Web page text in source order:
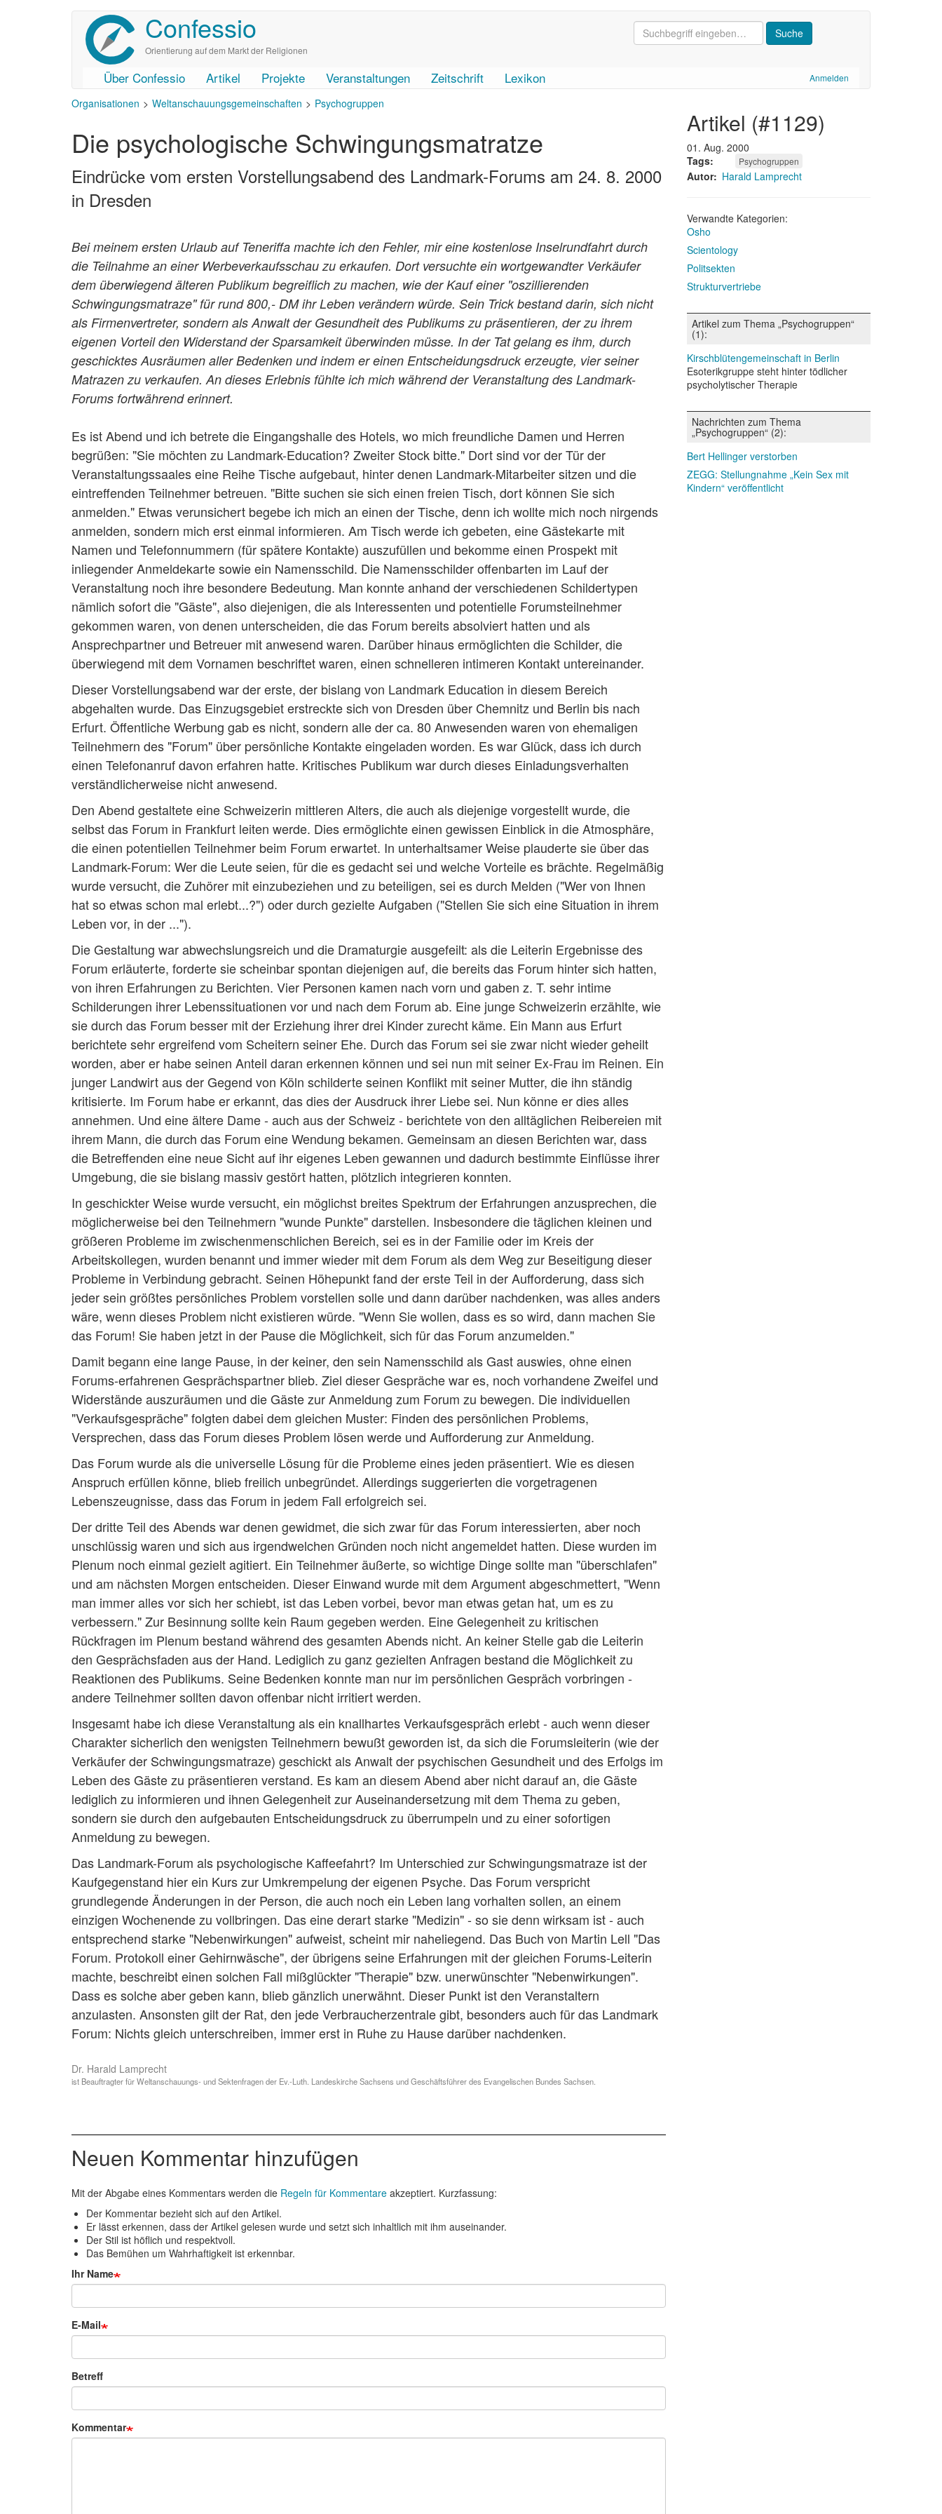
Confessio
Orientierung auf dem Markt der Religionen
User
account
menu
Anmelden
Main
navigation
Über Confessio Artikel Projekte Veranstaltungen Zeitschrift Lexikon
Organisationen Weltanschauungsgemeinschaften Psychogruppen
Die psychologische Schwingungsmatratze
Eindrücke vom ersten Vorstellungsabend des Landmark-Forums am 24. 8. 2000
in Dresden
Bei meinem ersten Urlaub auf Teneriffa machte ich den Fehler, mir eine kostenlose Inselrundfahrt durch
die Teilnahme an einer Werbeverkaufsschau zu erkaufen. Dort versuchte ein wortgewandter Verkäufer
dem überwiegend älteren Publikum begreiflich zu machen, wie der Kauf einer "oszillierenden
Schwingungsmatraze" für rund 800,- DM ihr Leben verändern würde. Sein Trick bestand darin, sich nicht
als Firmenvertreter, sondern als Anwalt der Gesundheit des Publikums zu präsentieren, der zu ihrem
eigenen Vorteil den Widerstand der Sparsamkeit überwinden müsse. In der Tat gelang es ihm, durch
geschicktes Ausräumen aller Bedenken und indem er einen Entscheidungsdruck erzeugte, vier seiner
Matrazen zu verkaufen. An dieses Erlebnis fühlte ich mich während der Veranstaltung des Landmark-
Forums fortwährend erinnert.
Es ist Abend und ich betrete die Eingangshalle des Hotels, wo mich freundliche Damen und Herren
begrüßen: "Sie möchten zu Landmark-Education? Zweiter Stock bitte." Dort sind vor der Tür der
Veranstaltungssaales eine Reihe Tische aufgebaut, hinter denen Landmark-Mitarbeiter sitzen und die
eintreffenden Teilnehmer betreuen. "Bitte suchen sie sich einen freien Tisch, dort können Sie sich
anmelden." Etwas verunsichert begebe ich mich an einen der Tische, denn ich wollte mich noch nirgends
anmelden, sondern mich erst einmal informieren. Am Tisch werde ich gebeten, eine Gästekarte mit
Namen und Telefonnummern (für spätere Kontakte) auszufüllen und bekomme einen Prospekt mit
inliegender Anmeldekarte sowie ein Namensschild. Die Namensschilder offenbarten im Lauf der
Veranstaltung noch ihre besondere Bedeutung. Man konnte anhand der verschiedenen Schildertypen
nämlich sofort die "Gäste", also diejenigen, die als Interessenten und potentielle Forumsteilnehmer
gekommen waren, von denen unterscheiden, die das Forum bereits absolviert hatten und als
Ansprechpartner und Betreuer mit anwesend waren. Darüber hinaus ermöglichten die Schilder, die
überwiegend mit dem Vornamen beschriftet waren, einen schnelleren intimeren Kontakt untereinander.
Dieser Vorstellungsabend war der erste, der bislang von Landmark Education in diesem Bereich
abgehalten wurde. Das Einzugsgebiet erstreckte sich von Dresden über Chemnitz und Berlin bis nach
Erfurt. Öffentliche Werbung gab es nicht, sondern alle der ca. 80 Anwesenden waren von ehemaligen
Teilnehmern des "Forum" über persönliche Kontakte eingeladen worden. Es war Glück, dass ich durch
einen Telefonanruf davon erfahren hatte. Kritisches Publikum war durch dieses Einladungsverhalten
verständlicherweise nicht anwesend.
Den Abend gestaltete eine Schweizerin mittleren Alters, die auch als diejenige vorgestellt wurde, die
selbst das Forum in Frankfurt leiten werde. Dies ermöglichte einen gewissen Einblick in die Atmosphäre,
die einen potentiellen Teilnehmer beim Forum erwartet. In unterhaltsamer Weise plauderte sie über das
Landmark-Forum: Wer die Leute seien, für die es gedacht sei und welche Vorteile es brächte. Regelmäßig
wurde versucht, die Zuhörer mit einzubeziehen und zu beteiligen, sei es durch Melden ("Wer von Ihnen
hat so etwas schon mal erlebt...?") oder durch gezielte Aufgaben ("Stellen Sie sich eine Situation in ihrem
Leben vor, in der ...").
Die Gestaltung war abwechslungsreich und die Dramaturgie ausgefeilt: als die Leiterin Ergebnisse des
Forum erläuterte, forderte sie scheinbar spontan diejenigen auf, die bereits das Forum hinter sich hatten,
von ihren Erfahrungen zu Berichten. Vier Personen kamen nach vorn und gaben z. T. sehr intime
Schilderungen ihrer Lebenssituationen vor und nach dem Forum ab. Eine junge Schweizerin erzählte, wie
sie durch das Forum besser mit der Erziehung ihrer drei Kinder zurecht käme. Ein Mann aus Erfurt
berichtete sehr ergreifend vom Scheitern seiner Ehe. Durch das Forum sei sie zwar nicht wieder geheilt
worden, aber er habe seinen Anteil daran erkennen können und sei nun mit seiner Ex-Frau im Reinen. Ein
junger Landwirt aus der Gegend von Köln schilderte seinen Konflikt mit seiner Mutter, die ihn ständig
kritisierte. Im Forum habe er erkannt, das dies der Ausdruck ihrer Liebe sei. Nun könne er dies alles
annehmen. Und eine ältere Dame - auch aus der Schweiz - berichtete von den alltäglichen Reibereien mit
ihrem Mann, die durch das Forum eine Wendung bekamen. Gemeinsam an diesen Berichten war, dass
die Betreffenden eine neue Sicht auf ihr eigenes Leben gewannen und dadurch bestimmte Einflüsse ihrer
Umgebung, die sie bislang massiv gestört hatten, plötzlich integrieren konnten.
In geschickter Weise wurde versucht, ein möglichst breites Spektrum der Erfahrungen anzusprechen, die
möglicherweise bei den Teilnehmern "wunde Punkte" darstellen. Insbesondere die täglichen kleinen und
größeren Probleme im zwischenmenschlichen Bereich, sei es in der Familie oder im Kreis der
Arbeitskollegen, wurden benannt und immer wieder mit dem Forum als dem Weg zur Beseitigung dieser
Probleme in Verbindung gebracht. Seinen Höhepunkt fand der erste Teil in der Aufforderung, dass sich
jeder sein größtes persönliches Problem vorstellen solle und dann darüber nachdenken, was alles anders
wäre, wenn dieses Problem nicht existieren würde. "Wenn Sie wollen, dass es so wird, dann machen Sie
das Forum! Sie haben jetzt in der Pause die Möglichkeit, sich für das Forum anzumelden."
Damit begann eine lange Pause, in der keiner, den sein Namensschild als Gast auswies, ohne einen
Forums-erfahrenen Gesprächspartner blieb. Ziel dieser Gespräche war es, noch vorhandene Zweifel und
Widerstände auszuräumen und die Gäste zur Anmeldung zum Forum zu bewegen. Die individuellen
"Verkaufsgespräche" folgten dabei dem gleichen Muster: Finden des persönlichen Problems,
Versprechen, dass das Forum dieses Problem lösen werde und Aufforderung zur Anmeldung.
Das Forum wurde als die universelle Lösung für die Probleme eines jeden präsentiert. Wie es diesen
Anspruch erfüllen könne, blieb freilich unbegründet. Allerdings suggerierten die vorgetragenen
Lebenszeugnisse, dass das Forum in jedem Fall erfolgreich sei.
Der dritte Teil des Abends war denen gewidmet, die sich zwar für das Forum interessierten, aber noch
unschlüssig waren und sich aus irgendwelchen Gründen noch nicht angemeldet hatten. Diese wurden im
Plenum noch einmal gezielt agitiert. Ein Teilnehmer äußerte, so wichtige Dinge sollte man "überschlafen"
und am nächsten Morgen entscheiden. Dieser Einwand wurde mit dem Argument abgeschmettert, "Wenn
man immer alles vor sich her schiebt, ist das Leben vorbei, bevor man etwas getan hat, um es zu
verbessern." Zur Besinnung sollte kein Raum gegeben werden. Eine Gelegenheit zu kritischen
Rückfragen im Plenum bestand während des gesamten Abends nicht. An keiner Stelle gab die Leiterin
den Gesprächsfaden aus der Hand. Lediglich zu ganz gezielten Anfragen bestand die Möglichkeit zu
Reaktionen des Publikums. Seine Bedenken konnte man nur im persönlichen Gespräch vorbringen -
andere Teilnehmer sollten davon offenbar nicht irritiert werden.
Insgesamt habe ich diese Veranstaltung als ein knallhartes Verkaufsgespräch erlebt - auch wenn dieser
Charakter sicherlich den wenigsten Teilnehmern bewußt geworden ist, da sich die Forumsleiterin (wie der
Verkäufer der Schwingungsmatraze) geschickt als Anwalt der psychischen Gesundheit und des Erfolgs im
Leben des Gäste zu präsentieren verstand. Es kam an diesem Abend aber nicht darauf an, die Gäste
lediglich zu informieren und ihnen Gelegenheit zur Auseinandersetzung mit dem Thema zu geben,
sondern sie durch den aufgebauten Entscheidungsdruck zu überrumpeln und zu einer sofortigen
Anmeldung zu bewegen.
Das Landmark-Forum als psychologische Kaffeefahrt? Im Unterschied zur Schwingungsmatraze ist der
Kaufgegenstand hier ein Kurs zur Umkrempelung der eigenen Psyche. Das Forum verspricht
grundlegende Änderungen in der Person, die auch noch ein Leben lang vorhalten sollen, an einem
einzigen Wochenende zu vollbringen. Das eine derart starke "Medizin" - so sie denn wirksam ist - auch
entsprechend starke "Nebenwirkungen" aufweist, scheint mir naheliegend. Das Buch von Martin Lell "Das
Forum. Protokoll einer Gehirnwäsche", der übrigens seine Erfahrungen mit der gleichen Forums-Leiterin
machte, beschreibt einen solchen Fall mißglückter "Therapie" bzw. unerwünschter "Nebenwirkungen".
Dass es solche aber geben kann, blieb gänzlich unerwähnt. Dieser Punkt ist den Veranstaltern
anzulasten. Ansonsten gilt der Rat, den jede Verbraucherzentrale gibt, besonders auch für das Landmark
Forum: Nichts gleich unterschreiben, immer erst in Ruhe zu Hause darüber nachdenken.
Dr. Harald Lamprecht
ist Beauftragter für Weltanschauungs- und Sektenfragen der Ev.-Luth. Landeskirche Sachsens und Geschäftsführer des Evangelischen Bundes Sachsen.
Neuen Kommentar hinzufügen
Mit der Abgabe eines Kommentars werden die Regeln für Kommentare akzeptiert. Kurzfassung:
Der Kommentar bezieht sich auf den Artikel.
Er lässt erkennen, dass der Artikel gelesen wurde und setzt sich inhaltlich mit ihm auseinander.
Der Stil ist höflich und respektvoll.
Das Bemühen um Wahrhaftigkeit ist erkennbar.
Ihr Name
E-Mail
Betreff
Kommentar
artikel (#1129)
01. Aug. 2000
Tags
Psychogruppen
Autor Harald Lamprecht
Verwandte Kategorien:
Osho
Scientology
Politsekten
Strukturvertriebe
Artikel zum Thema „Psychogruppen“
(1):
Kirschblütengemeinschaft in Berlin
Esoterikgruppe steht hinter tödlicher
psycholytischer Therapie
Nachrichten zum Thema
„Psychogruppen“ (2):
Bert Hellinger verstorben
ZEGG: Stellungnahme „Kein Sex mit
Kindern“ veröffentlicht